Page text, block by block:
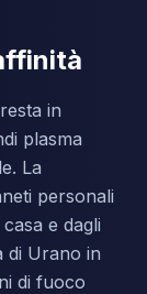
in
plasma
La
personali
e dagli
di Urano in
di fuoco